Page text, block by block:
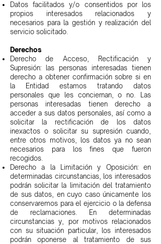
Datos facilitados y/o consentidos por los
propios interesados relacionados y
necesarios para la gestión y realización del
servicio solicitado.
Derechos
Derecho de Acceso, Rectificación y
Supresión: las personas interesadas tienen
derecho a obtener confirmación sobre si en
la Entidad estamos tratando datos
personales que les conciernan, o no. Las
personas interesadas tienen derecho a
acceder a sus datos personales, así como a
solicitar la rectificación de los datos
inexactos o solicitar su supresión cuando,
entre otros motivos, los datos ya no sean
necesarios para los fines que fueron
recogidos.
Derecho a la Limitación y Oposición: en
determinadas circunstancias, los interesados
podrán solicitar la limitación del tratamiento
de sus datos, en cuyo caso únicamente los
conservaremos para el ejercicio o la defensa
de reclamaciones. En determinadas
circunstancias y, por motivos relacionados
con su situación particular, los interesados
podrán oponerse al tratamiento de sus